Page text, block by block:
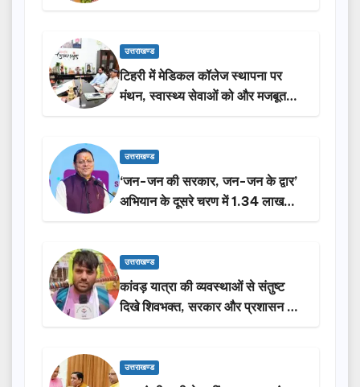
उत्तराखण्ड
टिहरी में मेडिकल कॉलेज स्थापना पर
मंथन, स्वास्थ्य सेवाओं को और मजबूत
करेगी सरकार: मुख्यमंत्री धामी…
उत्तराखण्ड
‘जन-जन की सरकार, जन-जन के द्वार’
अभियान के दूसरे चरण में 1.34 लाख
लोगों की भागीदारी…
उत्तराखण्ड
कांवड़ यात्रा की व्यवस्थाओं से संतुष्ट
दिखे शिवभक्त, सरकार और प्रशासन की
सराहना…
उत्तराखण्ड